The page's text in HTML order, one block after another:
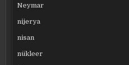
Neymar
nijerya
nisan
nükleer